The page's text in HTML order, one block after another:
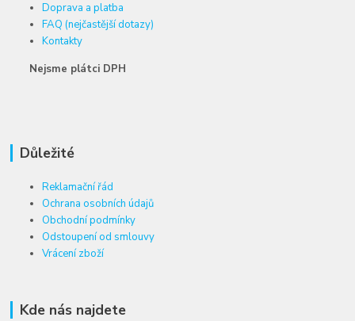
Doprava a platba
FAQ (nejčastější dotazy)
Kontakty
Nejsme plátci DPH
Důležité
Reklamační řád
Ochrana osobních údajů
Obchodní podmínky
Odstoupení od smlouvy
Vrácení zboží
Kde nás najdete